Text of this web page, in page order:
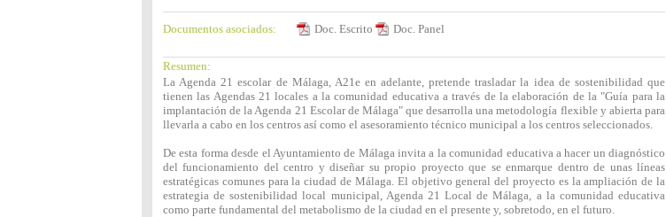
Documentos asociados: Doc. Escrito Doc. Panel
Resumen:
La Agenda 21 escolar de Málaga, A21e en adelante, pretende trasladar la idea de sostenibilidad que
tienen las Agendas 21 locales a la comunidad educativa a través de la elaboración de la "Guía para la
implantación de la Agenda 21 Escolar de Málaga" que desarrolla una metodología flexible y abierta para
llevarla a cabo en los centros así como el asesoramiento técnico municipal a los centros seleccionados.
De esta forma desde el Ayuntamiento de Málaga invita a la comunidad educativa a hacer un diagnóstico
del funcionamiento del centro y diseñar su propio proyecto que se enmarque dentro de unas líneas
estratégicas comunes para la ciudad de Málaga. El objetivo general del proyecto es la ampliación de la
estrategia de sostenibilidad local municipal, Agenda 21 Local de Málaga, a la comunidad educativa
como parte fundamental del metabolismo de la ciudad en el presente y, sobretodo, en el futuro.